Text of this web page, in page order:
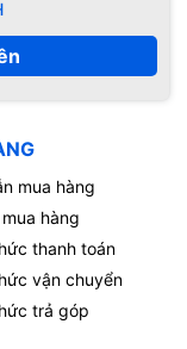
mua hàng
hàng
thanh toán
vận chuyển
trả góp